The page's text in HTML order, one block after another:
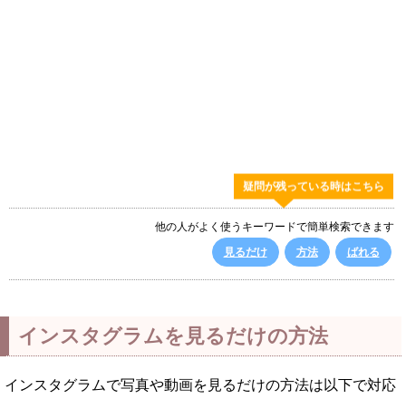
疑問が残っている時はこちら
他の人がよく使うキーワードで簡単検索できます
見るだけ
方法 ばれる
インスタグラムを見るだけの方法
インスタグラムで写真や動画を見るだけの方法は以下で対応